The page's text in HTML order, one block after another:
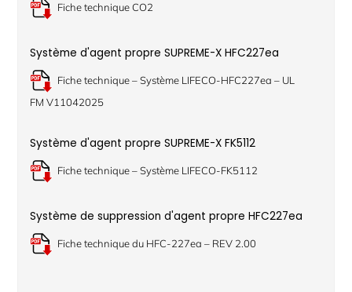
Fiche technique CO2
Système d'agent propre SUPREME-X HFC227ea
Fiche technique – Système LIFECO-HFC227ea – UL
FM V11042025
Système d'agent propre SUPREME-X FK5112
Fiche technique – Système LIFECO-FK5112
Système de suppression d'agent propre HFC227ea
Fiche technique du HFC-227ea – REV 2.00